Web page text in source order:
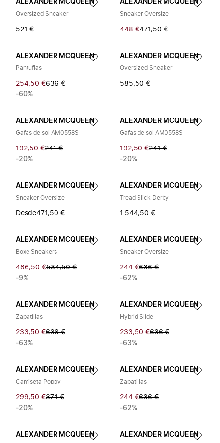
ALEXANDER MCQUEEN
Oversized Sneaker
521 €
ALEXANDER MCQUEEN
Sneaker Oversize
448 €471,50 €
ALEXANDER MCQUEEN
Pantuflas
254,50 €636 €
-60%
ALEXANDER MCQUEEN
Oversized Sneaker
585,50 €
ALEXANDER MCQUEEN
Gafas de sol AM0558S
192,50 €241 €
-20%
ALEXANDER MCQUEEN
Gafas de sol AM0558S
192,50 €241 €
-20%
ALEXANDER MCQUEEN
Sneaker Oversize
Desde471,50 €
ALEXANDER MCQUEEN
Tread Slick Derby
1.544,50 €
ALEXANDER MCQUEEN
Boxe Sneakers
486,50 €534,50 €
-9%
ALEXANDER MCQUEEN
Sneaker Oversize
244 €636 €
-62%
ALEXANDER MCQUEEN
Zapatillas
233,50 €636 €
-63%
ALEXANDER MCQUEEN
Hybrid Slide
233,50 €636 €
-63%
ALEXANDER MCQUEEN
Camiseta Poppy
299,50 €374 €
-20%
ALEXANDER MCQUEEN
Zapatillas
244 €636 €
-62%
ALEXANDER MCQUEEN ALEXANDER MCQUEEN